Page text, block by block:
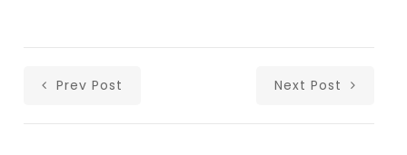
Prev Post Next Post